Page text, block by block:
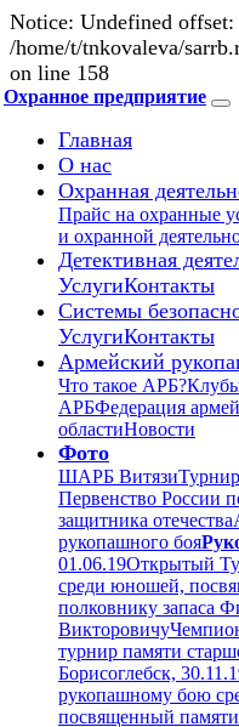
Notice: Undefined
/home/t/tnkovaleva/
on line 158
Охранное предприятие
Главная
О нас
Охранная
Прайс на охранные
и охранной
Детективная
УслугиКонтакты
Системы
УслугиКонтакты
Армейский
Что такое АРБ?
АРБФедерация
областиНовости
Фото
ШАРБ Витязи
Первенство России
защитника отечества
рукопашного боя
01.06.19Открытый
среди юношей,
полковнику запаса
Викторовичу
турнир памяти
Борисоглебск,
рукопашному бою
посвященный памяти